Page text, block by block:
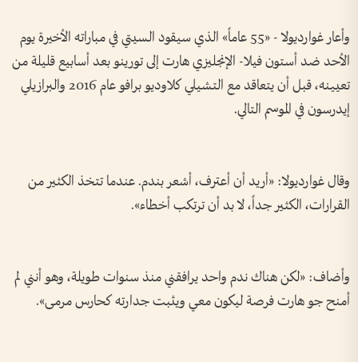
وأعار غوارديولا - «55 عاماً» الذي سيقود السيتي في مباراته الأخيرة يوم
الأحد ضد أستون فيلا- الإنجليزي هارت إلى تورينو بعد أسابيع قليلة من
تعيينه، قبل أن يتعاقد مع التشيلي كلاوديو برافو عام 2016 والبرازيلي
إيدرسون في الموسم التالي.
وقال غوارديولا: «أريد أن أعترف، أشعر بندم. عندما تتخذ الكثير من
القرارات، الكثير جداً، لا بد أن ترتكب أخطاء».
وأضاف: «لكن هناك ندم واحد يرافقني منذ سنوات طويلة، وهو أنني لم
أمنح جو هارت فرصة ليكون معي ويثبت جدارته كحارس مرمى».